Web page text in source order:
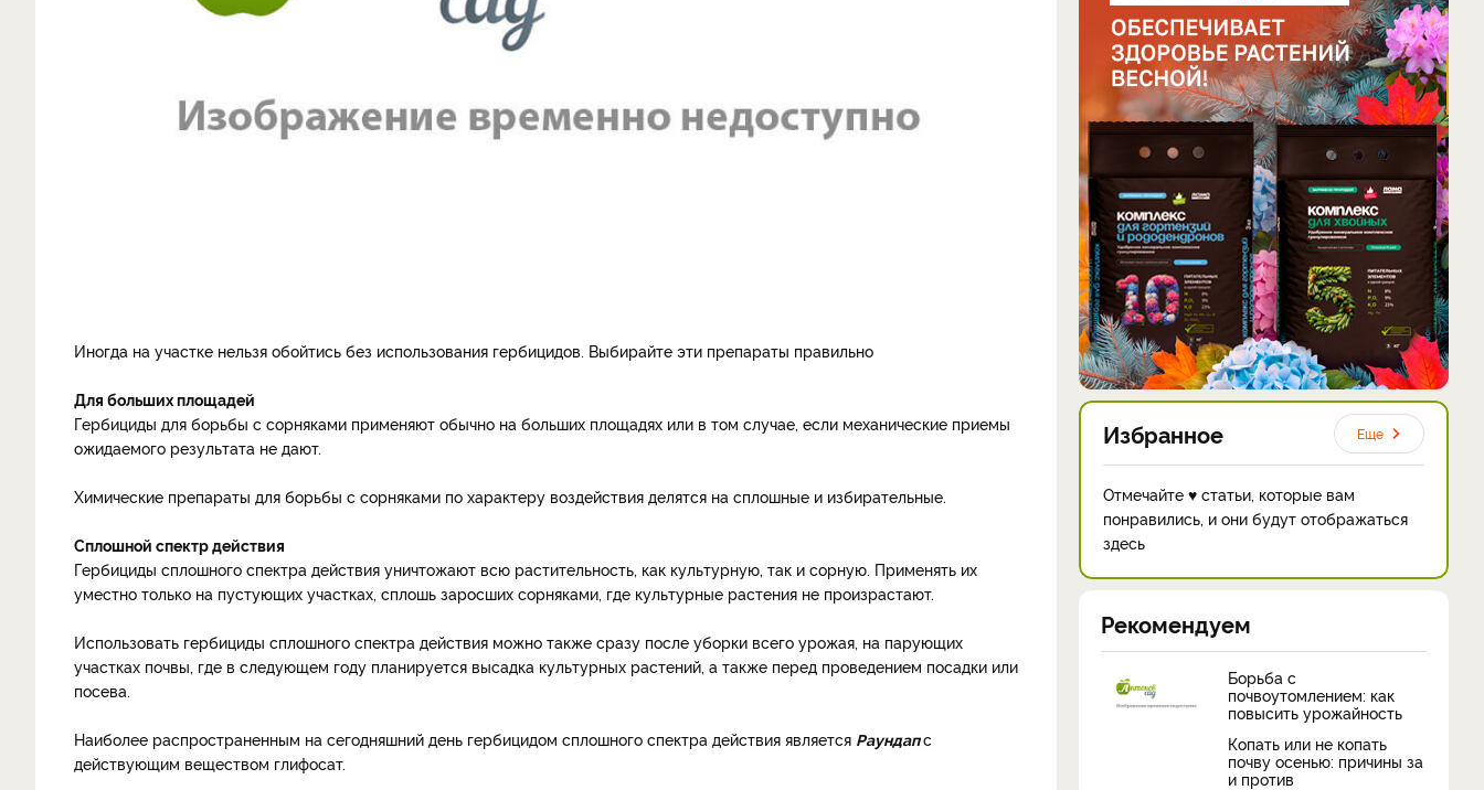
Иногда на участке нельзя обойтись без использования гербицидов. Выбирайте эти препараты правильно
Для больших площадей
Гербициды для борьбы с сорняками применяют обычно на больших площадях или в том случае, если механические приемы
ожидаемого результата не дают.
Химические препараты для борьбы с сорняками по характеру воздействия делятся на сплошные и избирательные.
Сплошной спектр действия
Гербициды сплошного спектра действия уничтожают всю растительность, как культурную, так и сорную. Применять их
уместно только на пустующих участках, сплошь заросших сорняками, где культурные растения не произрастают.
Использовать гербициды сплошного спектра действия можно также сразу после уборки всего урожая, на парующих
участках почвы, где в следующем году планируется высадка культурных растений, а также перед проведением посадки или
посева.
Наиболее распространенным на сегодняшний день гербицидом сплошного спектра действия является Раундапс
действующим веществом глифосат.
Избранное Еще
Отмечайте ♥ статьи, которые вам
понравились, и они будут отображаться
здесь
Рекомендуем
Борьба с
почвоутомлением: как
повысить урожайность
Копать или не копать
почву осенью: причины за
и против